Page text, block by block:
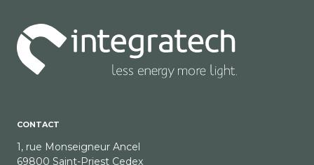
CONTACT
1, rue Monseigneur Ancel
69800 Saint-Priest Cedex